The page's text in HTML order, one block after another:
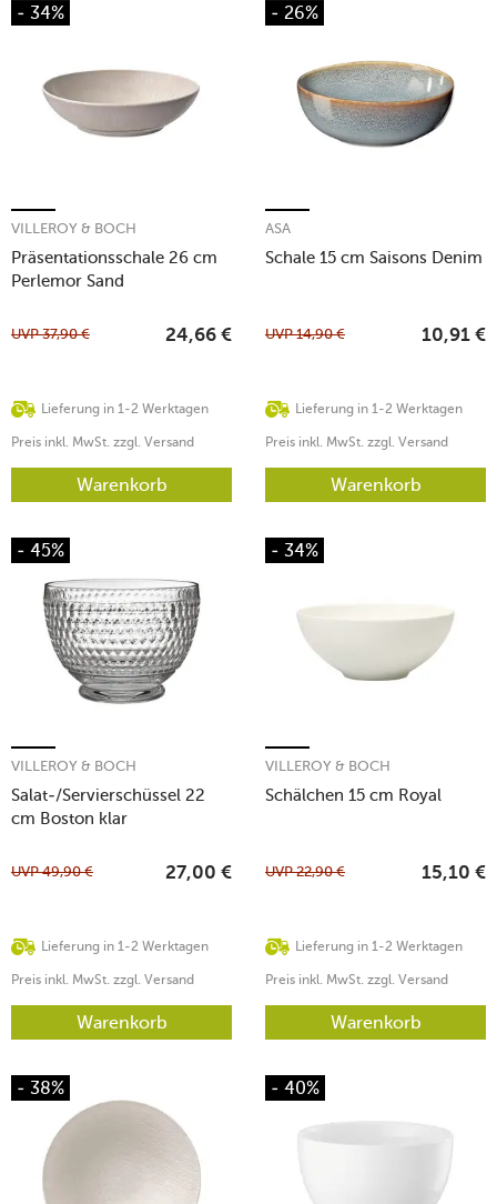
- 34%
Präsentationsschale 26 cm
Perlemor Sand
VILLEROY & BOCH
Lieferung in 1-2 Werktagen
UVP37,90 € 24,66 €
Preis inkl. MwSt. zzgl. Versand
Warenkorb
- 26%
Schale 15 cm Saisons Denim
ASA
Lieferung in 1-2 Werktagen
UVP14,90 € 10,91 €
Preis inkl. MwSt. zzgl. Versand
Warenkorb
- 45%
Salat-/Servierschüssel 22
cm Boston klar
VILLEROY & BOCH
Lieferung in 1-2 Werktagen
UVP49,90 € 27,00 €
Preis inkl. MwSt. zzgl. Versand
Warenkorb
- 34%
Schälchen 15 cm Royal
VILLEROY & BOCH
Lieferung in 1-2 Werktagen
UVP22,90 € 15,10 €
Preis inkl. MwSt. zzgl. Versand
Warenkorb
- 38% - 40%